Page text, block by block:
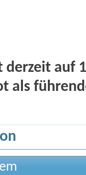
auf
als